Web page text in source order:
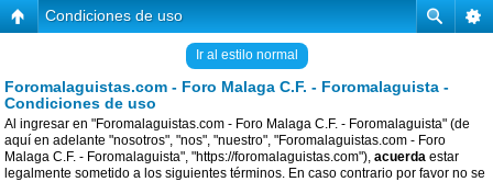
Condiciones de uso
Ir al estilo normal
Foromalaguistas.com - Foro Malaga C.F. - Foromalaguista -
Condiciones de uso
Al ingresar en "Foromalaguistas.com - Foro Malaga C.F. - Foromalaguista" (de
aquí en adelante "nosotros", "nos", "nuestro", "Foromalaguistas.com - Foro
Malaga C.F. - Foromalaguista", "https://foromalaguistas.com"), acuerda estar
legalmente sometido a los siguientes términos. En caso contrario por favor no se